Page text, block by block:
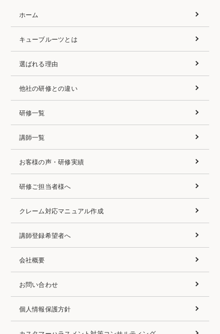
ホーム
キューブルーツとは
選ばれる理由
他社の研修との違い
研修一覧
講師一覧
お客様の声・研修実績
研修ご担当者様へ
クレーム対応マニュアル作成
講師登録希望者へ
会社概要
お問い合わせ
個人情報保護方針